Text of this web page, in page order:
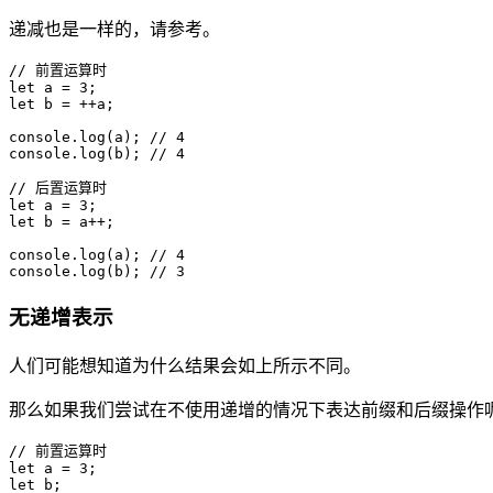
递减也是一样的，请参考。
// 前置运算时
let a = 3;
let b = ++a;
console.log(a); // 4
console.log(b); // 4
// 后置运算时
let a = 3;
let b = a++;
console.log(a); // 4
console.log(b); // 3
无递增表示
人们可能想知道为什么结果会如上所示不同。
那么如果我们尝试在不使用递增的情况下表达前缀和后缀操作
// 前置运算时
let a = 3;
let b;